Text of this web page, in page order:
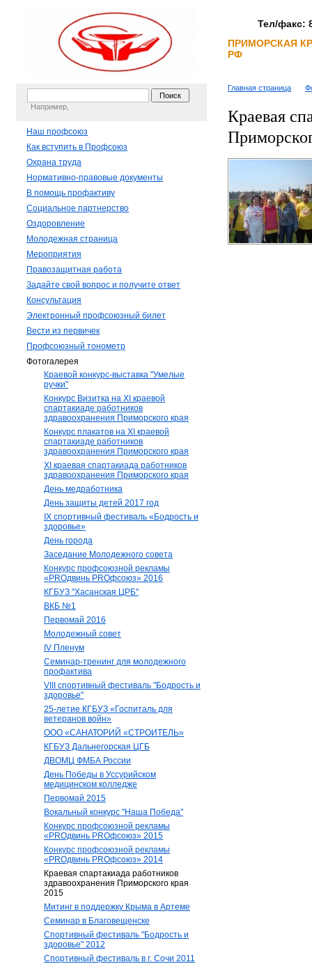
Тел/факс:
ПРИМОРСКАЯ
РФ
Например,
Наш профсоюз
Как вступить в Профсоюз
Охрана труда
Нормативно-правовые документы
В помощь профактиву
Социальное партнерство
Оздоровление
Молодежная страница
Мероприятия
Правозащитная работа
Задайте свой вопрос и получите ответ
Консультация
Электронный профсоюзный билет
Вести из первичек
Профсоюзный тонометр
Фотогалерея
Краевой конкурс-выставка "Умелые
ручки"
Конкурс Визитка на XI краевой
спартакиаде работников
здравоохранения Приморского края
Конкурс плакатов на XI краевой
спартакиаде работников
здравоохранения Приморского края
XI краевая спартакиада работников
здравоохранения Приморского края
День медработника
День защиты детей 2017 год
IX спортивный фестиваль «Бодрость и
здоровье»
День города
Заседание Молодежного совета
Конкурс профсоюзной рекламы
«PROдвинь РRОфсоюз» 2016
КГБУЗ "Хасанская ЦРБ"
ВКБ №1
Первомай 2016
Молодежный совет
IV Пленум
Семинар-тренинг для молодежного
профактива
VIII спортивный фестиваль "Бодрость и
здоровье"
25-летие КГБУЗ «Госпиталь для
ветеранов войн»
ООО «САНАТОРИЙ «СТРОИТЕЛЬ»
КГБУЗ Дальнегорская ЦГБ
ДВОМЦ ФМБА России
День Победы в Уссурийском
медицинском колледже
Первомай 2015
Вокальный конкурс "Наша Победа"
Конкурс профсоюзной рекламы
«PROдвинь РRОфсоюз» 2015
Конкурс профсоюзной рекламы
«PROдвинь РRОфсоюз» 2014
Краевая спартакиада работников
здравоохранения Приморского края
2015
Митинг в поддержку Крыма в Артеме
Семинар в Благовещенске
Спортивный фестиваль "Бодрость и
здоровье" 2012
Спортивный фестиваль в г. Сочи 2011
Главная страница
Краевая